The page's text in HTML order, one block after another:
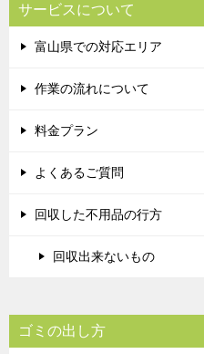
サービスについて
富山県での対応エリア
作業の流れについて
料金プラン
よくあるご質問
回収した不用品の行方
回収出来ないもの
ゴミの出し方